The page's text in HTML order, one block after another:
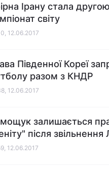
Ірану стала
світу
12.06.2017
Південної Кореї
разом з КНДР
12.06.2017
залишається
після звільнення
12.06.2017